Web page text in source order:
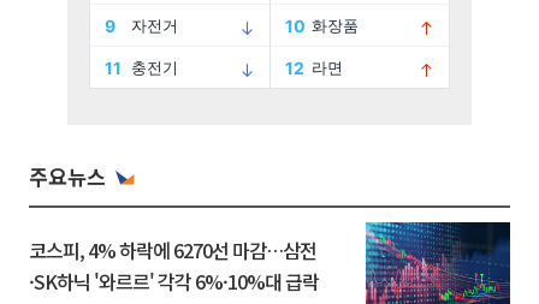
주요뉴스
코스피, 4% 하락에 6270선 마감…삼전
·SK하닉 '와르르' 각각 6%·10%대 급락